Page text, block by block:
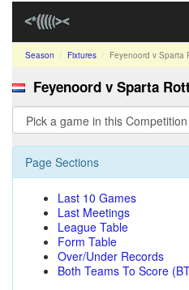
Season Fixtures Feyenoord v Sparta
Feyenoord v Sparta
Page Sections
Last 10 Games
Last Meetings
League Table
Form Table
Over/Under Records
Both Teams To Score